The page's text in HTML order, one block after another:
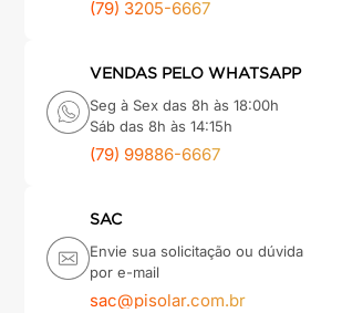
(79) 3205-6667
VENDAS PELO WHATSAPP
Seg à Sex das 8h às 18:00h
Sáb das 8h às 14:15h
(79) 99886-6667
SAC
Envie sua solicitação ou dúvida
por e-mail
sac@pisolar.com.br